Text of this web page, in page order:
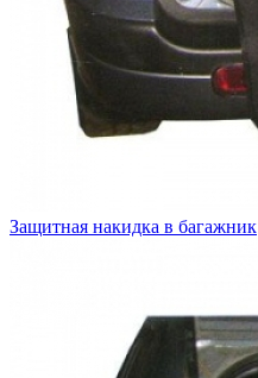
Защитная накидка в багажник